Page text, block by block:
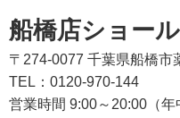
船橋店ショー
〒274-0077 千葉県船橋市
TEL：0120-970-144
営業時間 9:00～20:00（年